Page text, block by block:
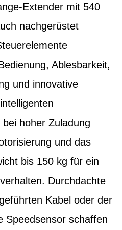
Extender mit 540
nachgerüstet
Ablesbarkeit,
und innovative
hoher Zuladung
und das
bis 150 kg für ein
Durchdachte
Kabel oder der
Speedsensor schaffen